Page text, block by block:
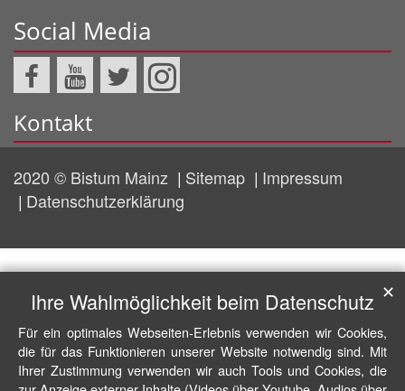
Social Media
Kontakt
2020 © Bistum Mainz Sitemap
Impressum
Datenschutzerklärung
Ihre Wahlmöglichkeit beim Datenschutz
Für ein optimales Webseiten-Erlebnis verwenden wir Cookies,
die für das Funktionieren unserer Website notwendig sind. Mit
Ihrer Zustimmung verwenden wir auch Tools und Cookies, die
✕